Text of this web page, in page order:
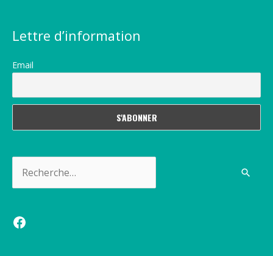
Lettre d’information
Email
Facebook